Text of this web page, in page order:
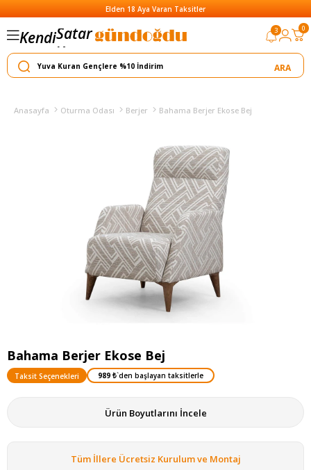
Elden 18 Aya Varan Taksitler
Kendi
Satar
Yapar
3 0
Anasayfa Oturma Odası Berjer Bahama Berjer Ekose Bej
Bahama Berjer Ekose Bej
Taksit Seçenekleri 989 ₺`den başlayan taksitlerle
Ürün Boyutlarını İncele
Tüm İllere Ücretsiz Kurulum ve Montaj